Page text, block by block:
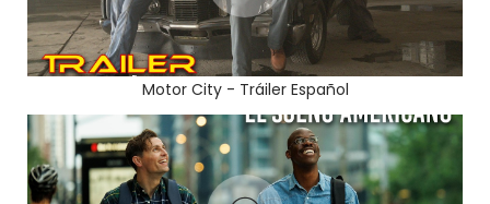
Motor City - Tráiler Español